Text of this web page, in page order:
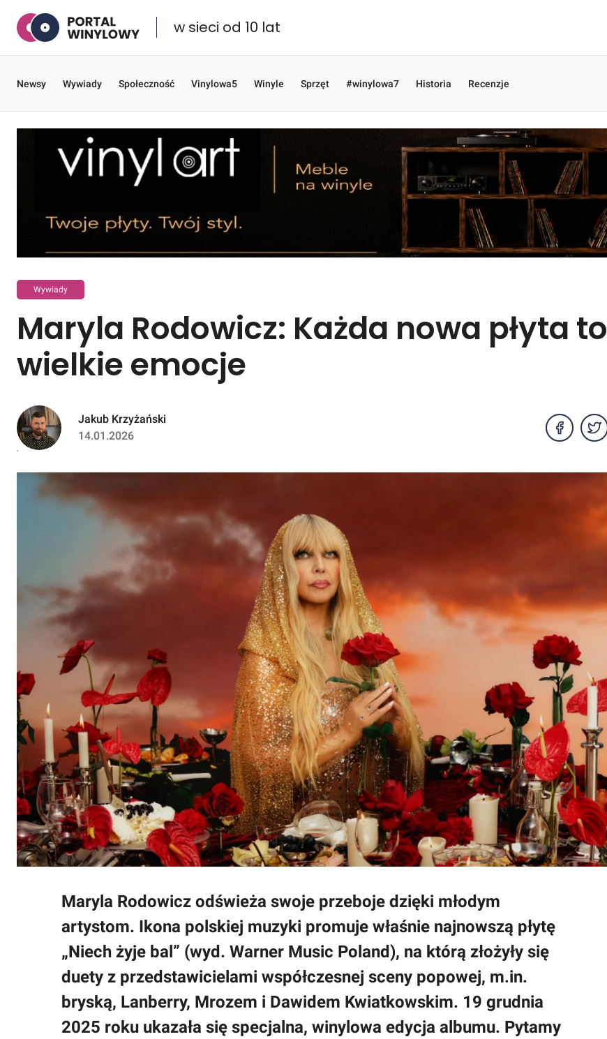
w sieci od 10 lat
Newsy Wywiady Społeczność Vinylowa5 Winyle Sprzęt #winylowa7 Historia Recenzje
Wywiady
Maryla Rodowicz: Każda nowa płyta to
wielkie emocje
Jakub Krzyżański
14.01.2026
Maryla Rodowicz odświeża swoje przeboje dzięki młodym
artystom. Ikona polskiej muzyki promuje właśnie najnowszą płytę
„Niech żyje bal” (wyd. Warner Music Poland), na którą złożyły się
duety z przedstawicielami współczesnej sceny popowej, m.in.
bryską, Lanberry, Mrozem i Dawidem Kwiatkowskim. 19 grudnia
2025 roku ukazała się specjalna, winylowa edycja albumu. Pytamy